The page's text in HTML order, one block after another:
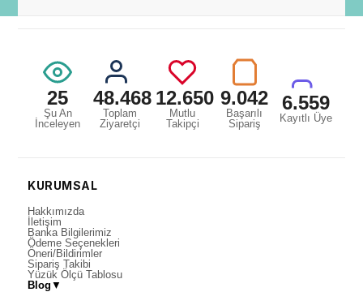
25
Şu An
İnceleyen
48.468
Toplam
Ziyaretçi
12.650
Mutlu
Takipçi
9.042
Başarılı
Sipariş
6.559
Kayıtlı Üye
KURUMSAL
Hakkımızda
İletişim
Banka Bilgilerimiz
Ödeme Seçenekleri
Öneri/Bildirimler
Sipariş Takibi
Yüzük Ölçü Tablosu
Blog ▼